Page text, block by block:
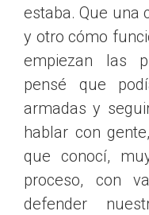
estaba. Que una
y otro cómo
empiezan las
pensé que
armadas y
hablar con
que conocí,
proceso, con
defender